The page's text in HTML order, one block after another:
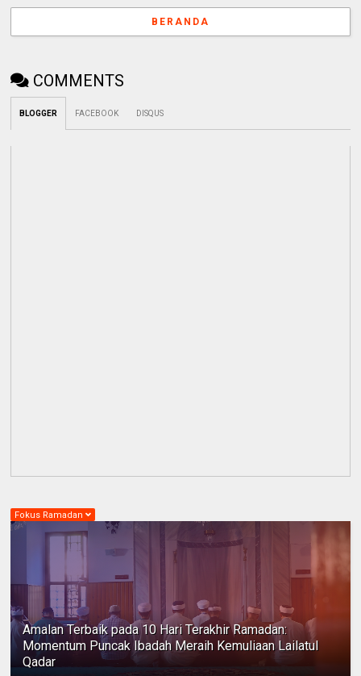
BERANDA
COMMENTS
BLOGGER FACEBOOK DISQUS
Fokus Ramadan
Amalan Terbaik pada 10 Hari Terakhir Ramadan:
Momentum Puncak Ibadah Meraih Kemuliaan Lailatul
Qadar